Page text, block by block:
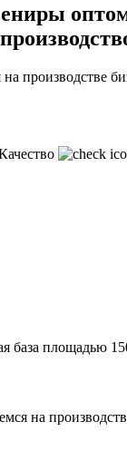
производстве
база площадью
на